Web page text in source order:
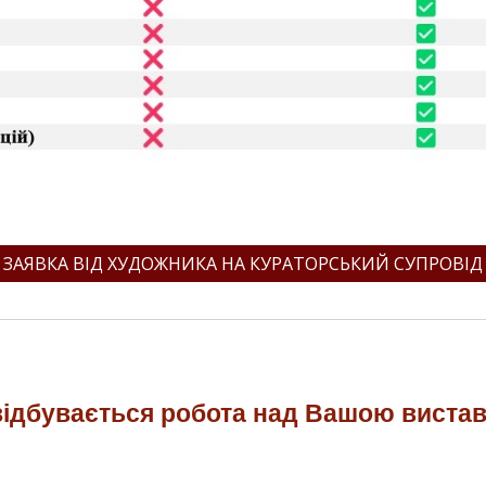
ЗАЯВКА ВІД ХУДОЖНИКА НА КУРАТОРСЬКИЙ СУПРОВІД
робота над Вашою